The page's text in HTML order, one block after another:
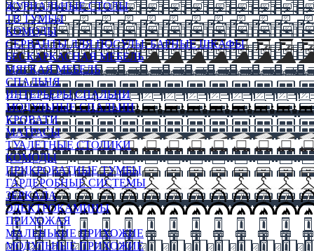
ЖУРНАЛЬНЫЕ СТОЛЫ
ТВ ТУМБЫ
КОМОДЫ
СЕРВАНТЫ ДЛЯ ПОСУДЫ, БАРНЫЕ ШКАФЫ
БЕСКАРКАСНАЯ МЕБЕЛЬ
МЯГКАЯ МЕБЕЛЬ
СПАЛЬНЯ
ИНТЕРЬЕРЫ СПАЛЬНИ
МОДУЛЬНЫЕ СПАЛЬНИ
КРОВАТИ
МАТРАСЫ
ТУАЛЕТНЫЕ СТОЛИКИ
КОМОДЫ
ПРИКРОВАТНЫЕ ТУМБЫ
ГАРДЕРОБНЫЕ СИСТЕМЫ
ЗЕРКАЛА
ЭЛЕКТРОКАМИНЫ
ПРИХОЖАЯ
МАЛЕНЬКИЕ ПРИХОЖИЕ
МОДУЛЬНЫЕ ПРИХОЖИЕ